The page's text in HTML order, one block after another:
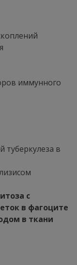
иммунного
в
с
в фагоците
в ткани